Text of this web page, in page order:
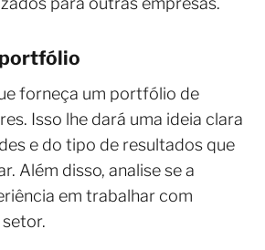
forneça um portfólio de
Isso lhe dará uma ideia clara
e do tipo de resultados que
Além disso, analise se a
em trabalhar com